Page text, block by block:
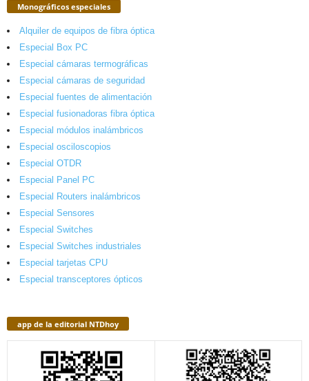
Monográficos especiales
Alquiler de equipos de fibra óptica
Especial Box PC
Especial cámaras termográficas
Especial cámaras de seguridad
Especial fuentes de alimentación
Especial fusionadoras fibra óptica
Especial módulos inalámbricos
Especial osciloscopios
Especial OTDR
Especial Panel PC
Especial Routers inalámbricos
Especial Sensores
Especial Switches
Especial Switches industriales
Especial tarjetas CPU
Especial transceptores ópticos
app de la editorial NTDhoy